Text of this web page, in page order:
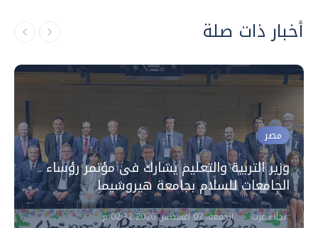
أخبار ذات صلة
مصر
وزير التربية والتعليم يشارك فى مؤتمر رؤساء
الجامعات للسلام بجامعة هيروشيما
نجلاء عزت الجمعة، 07 اغسطس 2026 02:32 م